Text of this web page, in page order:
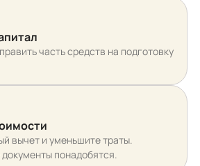
часть средств на подготовку
вычет и уменьшите траты.
понадобятся.